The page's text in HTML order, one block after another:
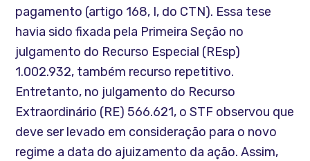
pagamento (artigo 168, I, do CTN). Essa tese
havia sido fixada pela Primeira Seção no
julgamento do Recurso Especial (REsp)
1.002.932, também recurso repetitivo.
Entretanto, no julgamento do Recurso
Extraordinário (RE) 566.621, o STF observou que
deve ser levado em consideração para o novo
regime a data do ajuizamento da ação. Assim,